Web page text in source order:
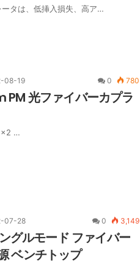
タは、低挿入損失、高ア…
08-19 0 780
PM 光ファイバーカプラ
…
07-28 0 3,149
グルモード ファイバー
ベンチトップ